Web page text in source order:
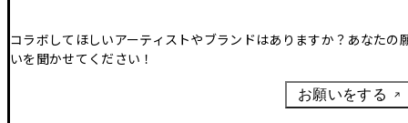
コラボしてほしいアーティストやブランドはありますか？あなたの
いを聞かせてください！
お願いをする